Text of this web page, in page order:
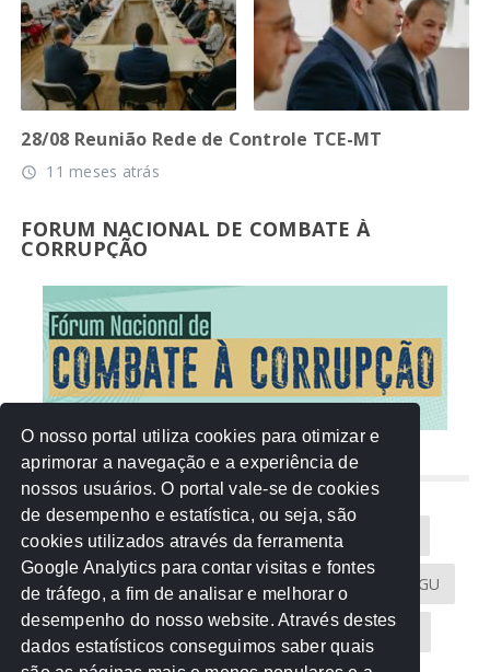
28/08 Reunião Rede de Controle TCE-MT
access_time 11 meses atrás
FORUM NACIONAL DE COMBATE À
CORRUPÇÃO
NUVEM DE TAGS
Acontece na Rede AGU AMM
Atricon Audicom CAU-MT CGU
CREA-MT Eventos MPC-MT MPE-MT
O nosso portal utiliza cookies para otimizar e
aprimorar a navegação e a experiência de
nossos usuários. O portal vale-se de cookies
de desempenho e estatística, ou seja, são
cookies utilizados através da ferramenta
Google Analytics para contar visitas e fontes
de tráfego, a fim de analisar e melhorar o
desempenho do nosso website. Através destes
dados estatísticos conseguimos saber quais